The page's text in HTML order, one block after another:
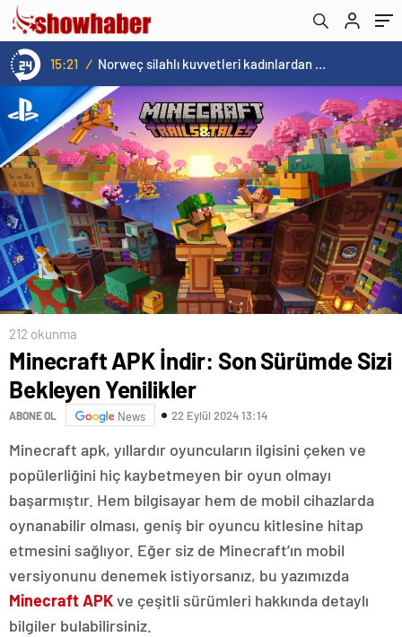
15:21 / Norweç silahlı kuvvetleri kadınlardan oluşan özel kuvvetler eğitimlerini başlattı.
212 okunma
Minecraft APK İndir: Son Sürümde Sizi
Bekleyen Yenilikler
ABONE OL News 22 Eylül 2024 13:14
Minecraft apk, yıllardır oyuncuların ilgisini çeken ve
popülerliğini hiç kaybetmeyen bir oyun olmayı
başarmıştır. Hem bilgisayar hem de mobil cihazlarda
oynanabilir olması, geniş bir oyuncu kitlesine hitap
etmesini sağlıyor. Eğer siz de Minecraft’ın mobil
versiyonunu denemek istiyorsanız, bu yazımızda
Minecraft APKve çeşitli sürümleri hakkında detaylı
bilgiler bulabilirsiniz.